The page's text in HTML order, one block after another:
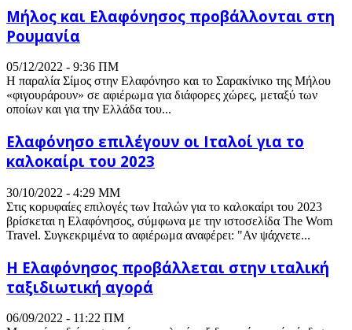
Μήλος και Ελαφόνησος προβάλλονται στη
Ρουμανία
05/12/2022 - 9:36 ΠΜ
Η παραλία Σίμος στην Ελαφόνησο και το Σαρακίνικο της Μήλου
«φιγουράρουν» σε αφιέρωμα για διάφορες χώρες, μεταξύ των
οποίων και για την Ελλάδα του...
Ελαφόνησο επιλέγουν οι Ιταλοί για το
καλοκαίρι του 2023
30/10/2022 - 4:29 ΜΜ
Στις κορυφαίες επιλογές των Ιταλών για το καλοκαίρι του 2023
βρίσκεται η Ελαφόνησος, σύμφωνα με την ιστοσελίδα The Wom
Travel. Συγκεκριμένα το αφιέρωμα αναφέρει: "Αν ψάχνετε...
Η Ελαφόνησος προβάλλεται στην ιταλική
ταξιδιωτική αγορά
06/09/2022 - 11:22 ΠΜ